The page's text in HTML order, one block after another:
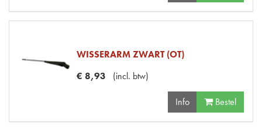
WISSERARM ZWART (OT)
€ 8,93 (incl. btw)
Info Bestel